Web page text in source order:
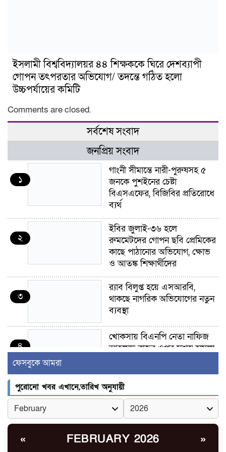
ইসলামী বিশ্ববিদ্যালয়র ৪৪ শিক্ষককে ঘিরে দেশব্যাপী
গোপন তৎপরতার অভিযোগ/ তদন্তে গঠিত হলো
উচ্চপর্যায়ের কমিটি
Comments are closed.
সর্বশেষ সংবাদ
জনপ্রিয় সংবাদ
১
গাংনী সীমান্তে নারী-পুরুষসহ ৫
জনকে পুশইনের চেষ্টা
বিএসএফের, বিজিবির প্রতিরোধে
ব্যর্থ
২
ইবির জুলাই-৩৬ হলে
রুমমেটদের গোপন ছবি প্রেমিকের
কাছে পাঠানোর অভিযোগ, ক্ষোভ
ও আতঙ্ক শিক্ষার্থীদের
৩
র‍্যাব বিলুপ্ত হয়ে এসআরবি,
থাকছে নাগরিক অভিযোগের নতুন
ব্যবস্থা
৪
খোকসায় বিএনপি নেতা নাফিজ
আহমেদ রাজুর ওপর সশস্ত্র হামলা,
৫
সাঈদীর ছবিতে জুতা
নিক্ষেপকারীরা ‘জারজ সন্তান’:
আমির হামজা
৬
ইসলামী বিশ্ববিদ্যালয়র ৪৪
ফেসবুকে আমরা
পুরোনো খবর এখানে,তারিখ অনুযায়ী
« FEBRUARY 2026 »